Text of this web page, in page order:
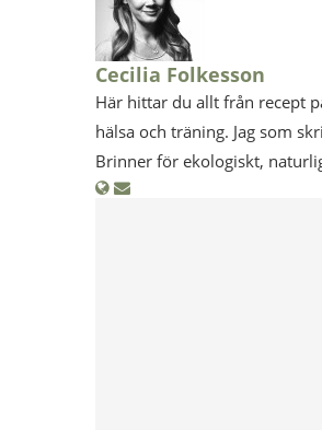
Cecilia Folkesson
Här hittar du allt från recept
hälsa och träning. Jag som
Brinner för ekologiskt,